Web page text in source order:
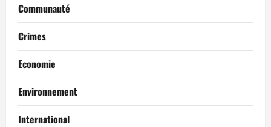
Communauté
Crimes
Economie
Environnement
International